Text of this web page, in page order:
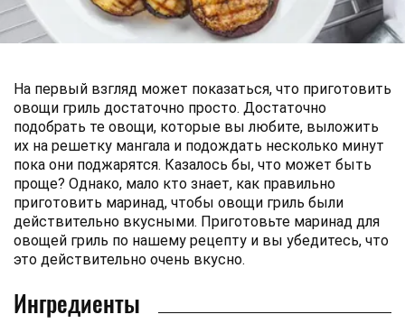
На первый взгляд может показаться, что приготовить
овощи гриль достаточно просто. Достаточно
подобрать те овощи, которые вы любите, выложить
их на решетку мангала и подождать несколько минут
пока они поджарятся. Казалось бы, что может быть
проще? Однако, мало кто знает, как правильно
приготовить маринад, чтобы овощи гриль были
действительно вкусными. Приготовьте маринад для
овощей гриль по нашему рецепту и вы убедитесь, что
это действительно очень вкусно.
Ингредиенты